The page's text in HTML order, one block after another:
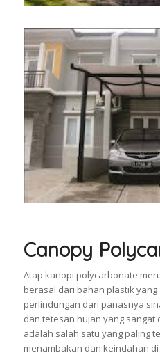
Canopy
Atap kanopi polycarbonate
berasal dari bahan plastik
perlindungan dari panasnya
dan tetesan hujan yang sangat
adalah salah satu yang paling
menambakan dan keindahan